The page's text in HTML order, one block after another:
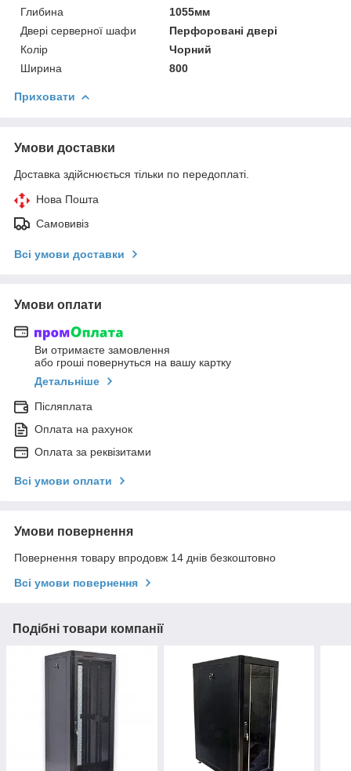
Глибина
1055мм
Двері серверної шафи
Перфоровані двері
Колір
Чорний
Ширина
800
Приховати
Умови доставки
Доставка здійснюється тільки по передоплаті.
Нова Пошта
Самовивіз
Всі умови доставки
Умови оплати
Ви отримаєте замовлення
або гроші повернуться на вашу картку
Детальніше
Післяплата
Оплата на рахунок
Оплата за реквізитами
Всі умови оплати
Умови повернення
Повернення товару впродовж 14 днів безкоштовно
Всі умови повернення
Подібні товари компанії